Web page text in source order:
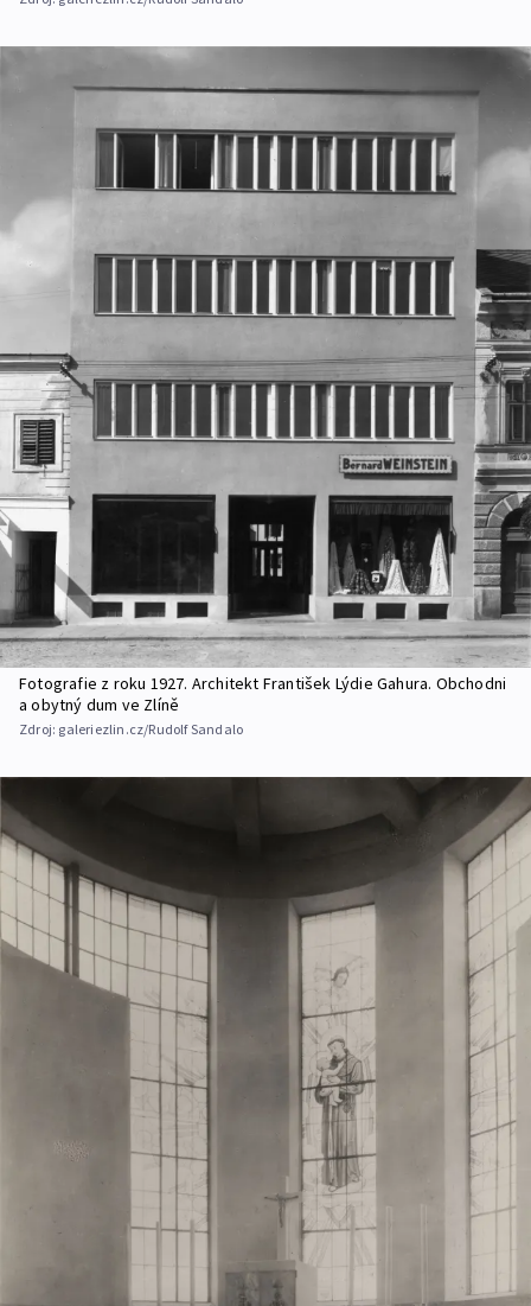
Fotografie z roku 1927. Architekt František Lýdie Gahura. Obchodni
a obytný dum ve Zlíně
Zdroj: galeriezlin.cz/Rudolf Sandalo